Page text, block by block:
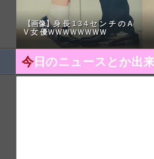
【画像】身 長 1 3 4 セ ン チ の A
V 女 優ＷＷＷＷＷＷＷＷ
今日のニュースとか出